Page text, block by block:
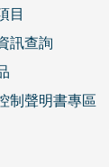
目
訊查詢
制聲明書專區